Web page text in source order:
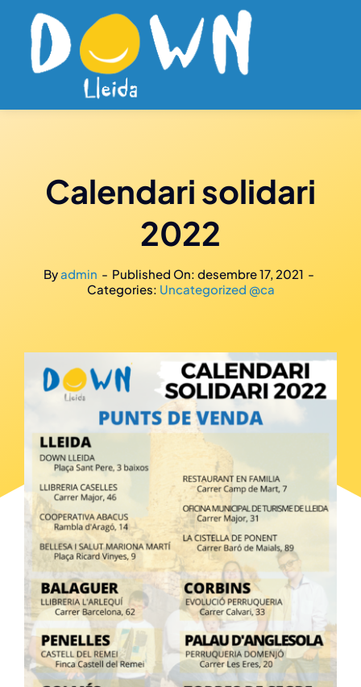
content
Calendari solidari
2022
Byadmin - Published On: desembre 17, 2021 -
Categories: Uncategorized @ca